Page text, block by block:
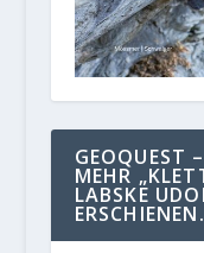
GEOQUEST
MEHR
LABSKE
ERSCHIENEN.